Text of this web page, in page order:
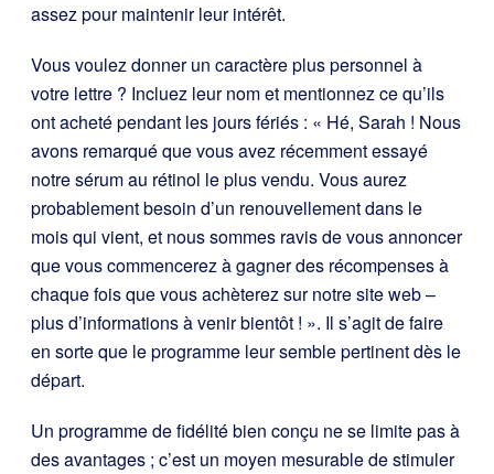
assez pour maintenir leur intérêt.
Vous voulez donner un caractère plus personnel à
votre lettre ? Incluez leur nom et mentionnez ce qu’ils
ont acheté pendant les jours fériés : « Hé, Sarah ! Nous
avons remarqué que vous avez récemment essayé
notre sérum au rétinol le plus vendu. Vous aurez
probablement besoin d’un renouvellement dans le
mois qui vient, et nous sommes ravis de vous annoncer
que vous commencerez à gagner des récompenses à
chaque fois que vous achèterez sur notre site web –
plus d’informations à venir bientôt ! ». Il s’agit de faire
en sorte que le programme leur semble pertinent dès le
départ.
Un programme de fidélité bien conçu ne se limite pas à
des avantages ; c’est un moyen mesurable de stimuler